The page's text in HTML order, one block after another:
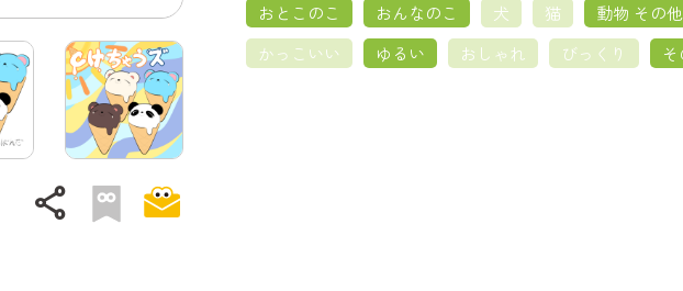
share
おとこのこ おんなのこ 犬 猫 動物 その他
かっこいい
ゆるい おしゃれ びっくり